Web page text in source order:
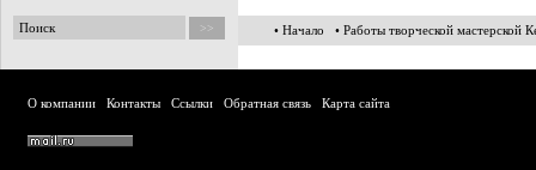
• Начало • Работы творческой мастерской
О компании Контакты Ссылки Обратная связь Карта сайта